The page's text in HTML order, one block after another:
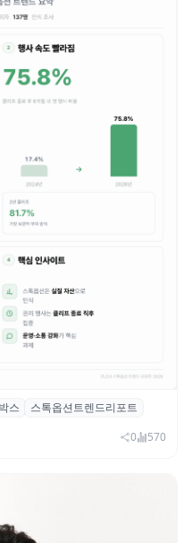
18.2%→31.3%…
급증
스
스톡옵션트렌드리포트
0 570